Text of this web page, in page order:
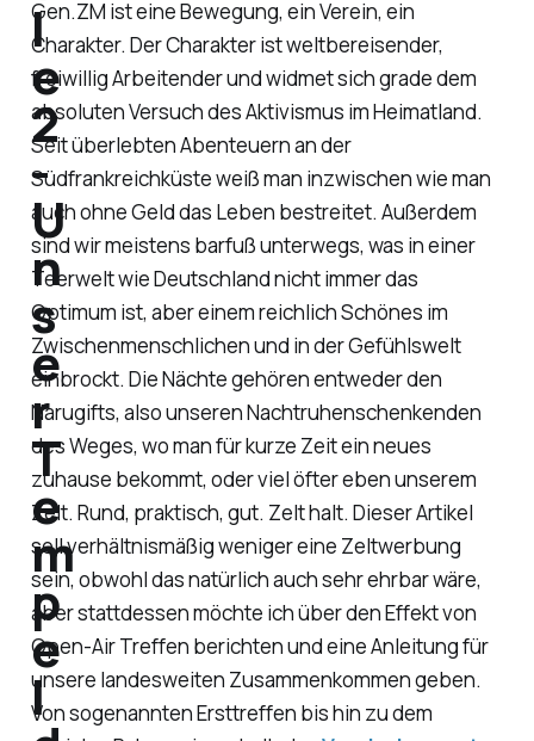
Gen.ZM ist eine Bewegung, ein Verein, ein
Charakter. Der Charakter ist weltbereisender,
freiwillig Arbeitender und widmet sich grade dem
absoluten Versuch des Aktivismus im Heimatland.
Seit überlebten Abenteuern an der
Südfrankreichküste weiß man inzwischen wie man
auch ohne Geld das Leben bestreitet. Außerdem
sind wir meistens barfuß unterwegs, was in einer
Teerwelt wie Deutschland nicht immer das
Optimum ist, aber einem reichlich Schönes im
Zwischenmenschlichen und in der Gefühlswelt
einbrockt. Die Nächte gehören entweder den
Narugifts, also unseren Nachtruhenschenkenden
des Weges, wo man für kurze Zeit ein neues
zuhause bekommt, oder viel öfter eben unserem
Zelt. Rund, praktisch, gut. Zelt halt. Dieser Artikel
soll verhältnismäßig weniger eine Zeltwerbung
sein, obwohl das natürlich auch sehr ehrbar wäre,
aber stattdessen möchte ich über den Effekt von
Open-Air Treffen berichten und eine Anleitung für
unsere landesweiten Zusammenkommen geben.
Von sogenannten Ersttreffen bis hin zu dem
l
e
2
-
U
n
s
e
r
T
e
m
p
e
l